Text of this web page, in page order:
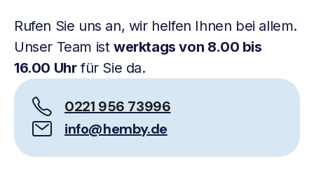
Rufen Sie uns an, wir helfen Ihnen bei allem.
Unser Team ist werktags von 8.00 bis
16.00 Uhrfür Sie da.
0221 956 73996
info@hemby.de